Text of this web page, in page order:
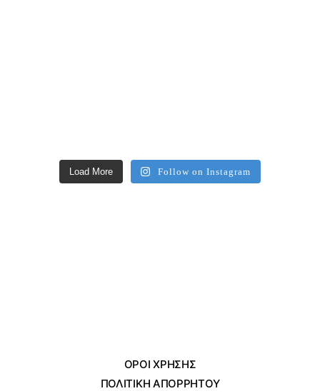
Load More Follow on Instagram
ΌΡΟΙ ΧΡΗΣΗΣ
ΠΟΛΙΤΙΚΗ ΑΠΟΡΡΗΤΟΥ